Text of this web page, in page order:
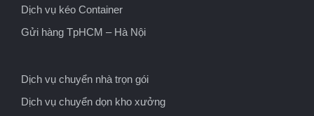
Dịch vụ kéo Container
Gửi hàng TpHCM – Hà Nội
Dịch vụ chuyển nhà trọn gói
Dịch vụ chuyển dọn kho xưởng